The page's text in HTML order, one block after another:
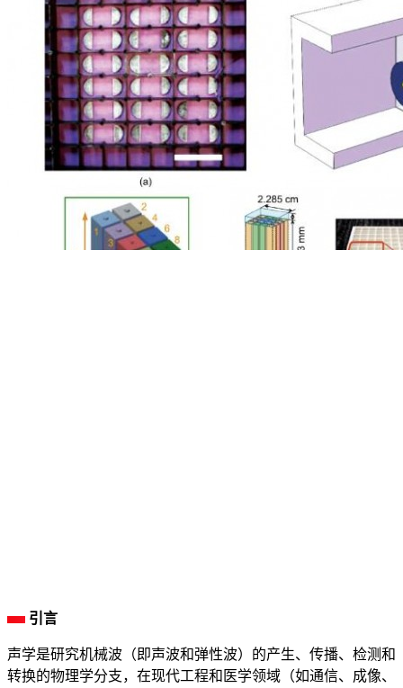
引言
声学是研究机械波（即声波和弹性波）的产生、传播、检测和
转换的物理学分支，在现代工程和医学领域（如通信、成像、